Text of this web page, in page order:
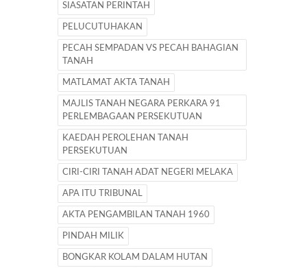
SIASATAN PERINTAH
PELUCUTUHAKAN
PECAH SEMPADAN VS PECAH BAHAGIAN
TANAH
MATLAMAT AKTA TANAH
MAJLIS TANAH NEGARA PERKARA 91
PERLEMBAGAAN PERSEKUTUAN
KAEDAH PEROLEHAN TANAH
PERSEKUTUAN
CIRI-CIRI TANAH ADAT NEGERI MELAKA
APA ITU TRIBUNAL
AKTA PENGAMBILAN TANAH 1960
PINDAH MILIK
BONGKAR KOLAM DALAM HUTAN